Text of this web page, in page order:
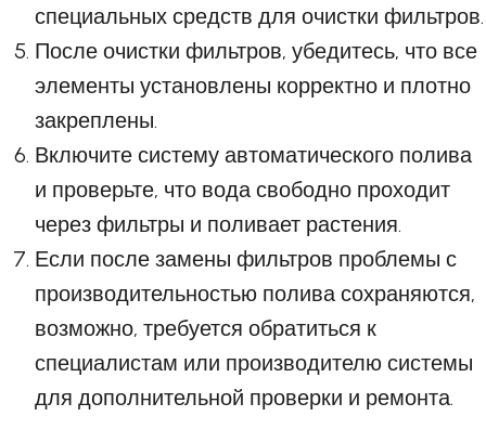
специальных средств для очистки фильтров.
После очистки фильтров, убедитесь, что все
элементы установлены корректно и плотно
закреплены.
Включите систему автоматического полива
и проверьте, что вода свободно проходит
через фильтры и поливает растения.
Если после замены фильтров проблемы с
производительностью полива сохраняются,
возможно, требуется обратиться к
специалистам или производителю системы
для дополнительной проверки и ремонта.